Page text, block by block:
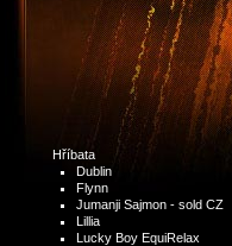
Hříbata
Dublin
Flynn
Jumanji Sajmon - sold CZ
Lillia
Lucky Boy EquiRelax